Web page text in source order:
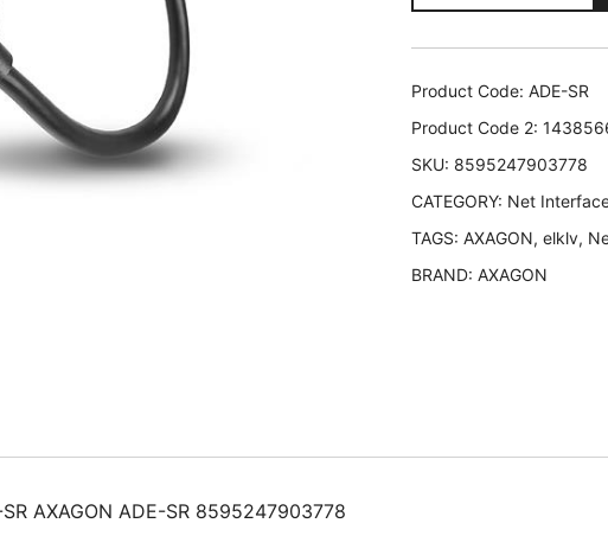
USB3.2
1GB/ADE-
SR
ADE-
SR
quantity
Product Code: ADE-SR
Product Code 2:
SKU: 8595247903778
CATEGORY: Net
TAGS: AXAGON, elklv,
BRAND: AXAGON
AXAGON ADE-SR 8595247903778